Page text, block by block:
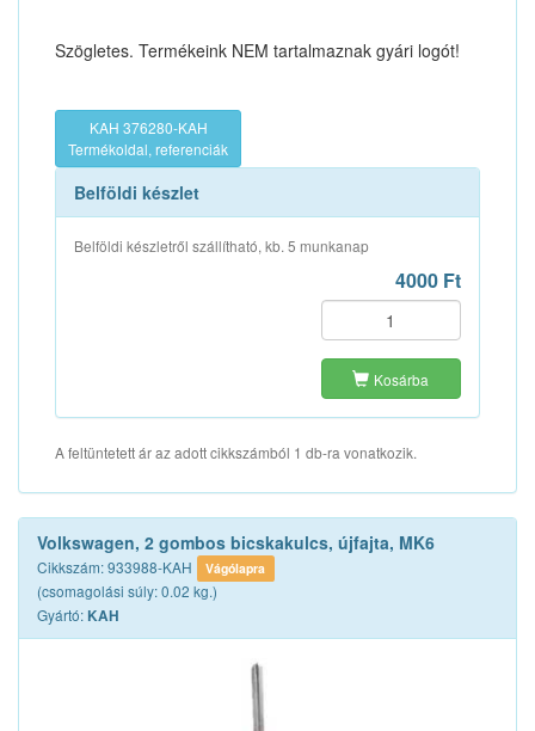
Szögletes. Termékeink NEM tartalmaznak gyári logót!
KAH 376280-KAH
Termékoldal, referenciák
Belföldi készlet
Belföldi készletről szállítható, kb. 5 munkanap
4000 Ft
Kosárba
A feltüntetett ár az adott cikkszámból 1 db-ra vonatkozik.
Volkswagen, 2 gombos bicskakulcs, újfajta, MK6
Cikkszám: 933988-KAH Vágólapra
(csomagolási súly: 0.02 kg.)
Gyártó: KAH